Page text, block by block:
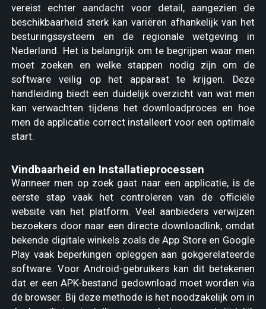
vereist echter aandacht voor detail, aangezien de
beschikbaarheid sterk kan variëren afhankelijk van het
besturingssysteem en de regionale wetgeving in
Nederland. Het is belangrijk om te begrijpen waar men
moet zoeken en welke stappen nodig zijn om de
software veilig op het apparaat te krijgen. Deze
handleiding biedt een duidelijk overzicht van wat men
kan verwachten tijdens het downloadproces en hoe
men de applicatie correct installeert voor een optimale
start.
Vindbaarheid en Installatieprocessen
Wanneer men op zoek gaat naar een applicatie, is de
eerste stap vaak het controleren van de officiële
website van het platform. Veel aanbieders verwijzen
bezoekers door naar een directe downloadlink, omdat
bekende digitale winkels zoals de App Store en Google
Play vaak beperkingen opleggen aan gokgerelateerde
software. Voor Android-gebruikers kan dit betekenen
dat er een APK-bestand gedownload moet worden via
de browser. Bij deze methode is het noodzakelijk om in